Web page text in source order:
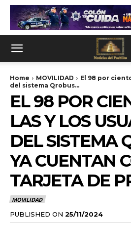
Home MOVILIDAD
El 98 por
del sistema Qrobus...
EL 98 POR
LAS Y LOS
DEL SISTEMA
YA CUENTAN
TARJETA DE
MOVILIDAD
PUBLISHED ON 25/11/2024